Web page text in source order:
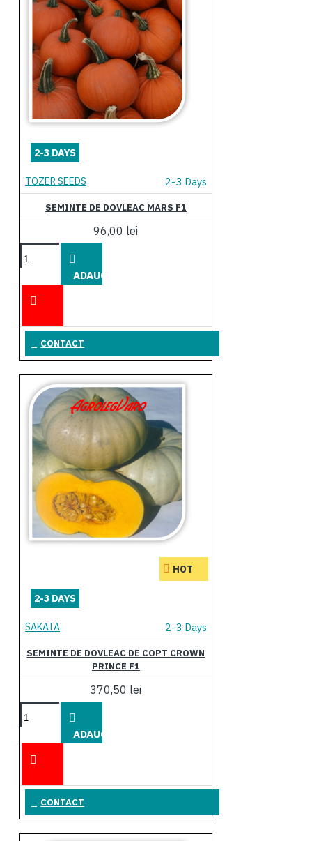
2-3 DAYS
TOZER SEEDS 2-3 Days
SEMINTE DE DOVLEAC MARS F1
96,00 lei
ADAUGĂ
CONTACT
HOT
2-3 DAYS
SAKATA 2-3 Days
SEMINTE DE DOVLEAC DE COPT CROWN
PRINCE F1
370,50 lei
ADAUGĂ
CONTACT